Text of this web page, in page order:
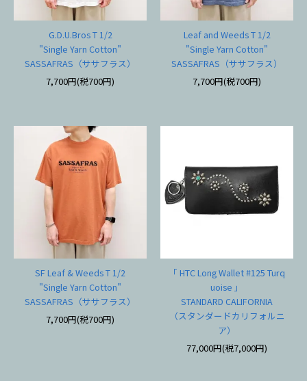
G.D.U.Bros T 1/2
"Single Yarn Cotton"
SASSAFRAS（ササフラス）
7,700円(税700円)
Leaf and Weeds T 1/2
"Single Yarn Cotton"
SASSAFRAS（ササフラス）
7,700円(税700円)
SF Leaf & Weeds T 1/2
"Single Yarn Cotton"
SASSAFRAS（ササフラス）
7,700円(税700円)
「 HTC Long Wallet #125 Turq
uoise 」
STANDARD CALIFORNIA
（スタンダードカリフォルニ
ア）
77,000円(税7,000円)